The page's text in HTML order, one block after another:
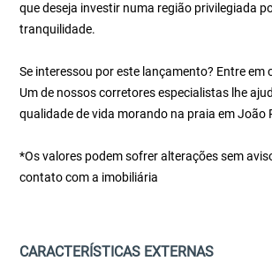
que deseja investir numa região privilegiada
tranquilidade.
Se interessou por este lançamento? Entre em
Um de nossos corretores especialistas lhe
qualidade de vida morando na praia em João
*Os valores podem sofrer alterações sem
contato com a imobiliária
CARACTERÍSTICAS EXTERNAS